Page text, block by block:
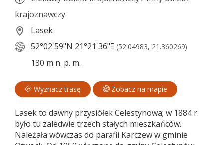
krajoznawczy
Lasek
52°02'59"N 21°21'36"E (52.04983, 21.360269)
130 m n. p. m.
Wyznacz trasę Zobacz na mapie
Lasek to dawny przysiółek Celestynowa; w 1884 r.
było tu zaledwie trzech stałych mieszkańców.
Należała wówczas do parafii Karczew w gminie